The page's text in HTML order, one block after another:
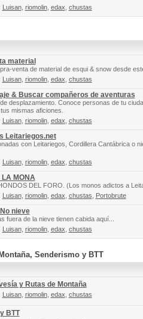
Luisan, riomolin, edax chustas
material
venta de material de esqui & snow desde
Luisan, riomolin, edax chustas
& Buscar compañeros de aventuras
desplazamiento. Conoce personas de tu
mismas aficiones.
Luisan, riomolin, edax chustas
Leitariegos.net
con Leitariegos, Cordillera Cantábrica o
Luisan, riomolin, edax chustas
MONA
DEL FORO. (Los monos adictos a
Luisan, riomolin, edax chustas Portobrute
nieve
fuera de la nieve tienen cabida aquí...
Luisan, riomolin, edax chustas
Senderismo y BTT
y Rutas de Montaña
Luisan, riomolin, edax chustas
BTT